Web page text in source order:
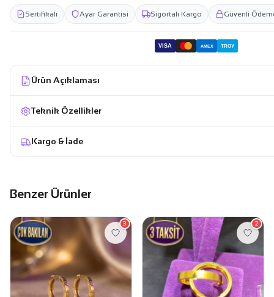
Sertifikalı Ayar Garantisi Sigortalı Kargo Güvenli
VISA AMEX TROY
Ürün Açıklaması
Teknik Özellikler
Kargo & İade
Benzer Ürünler
3 2